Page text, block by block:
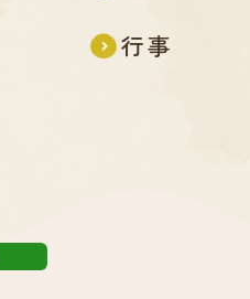
行事